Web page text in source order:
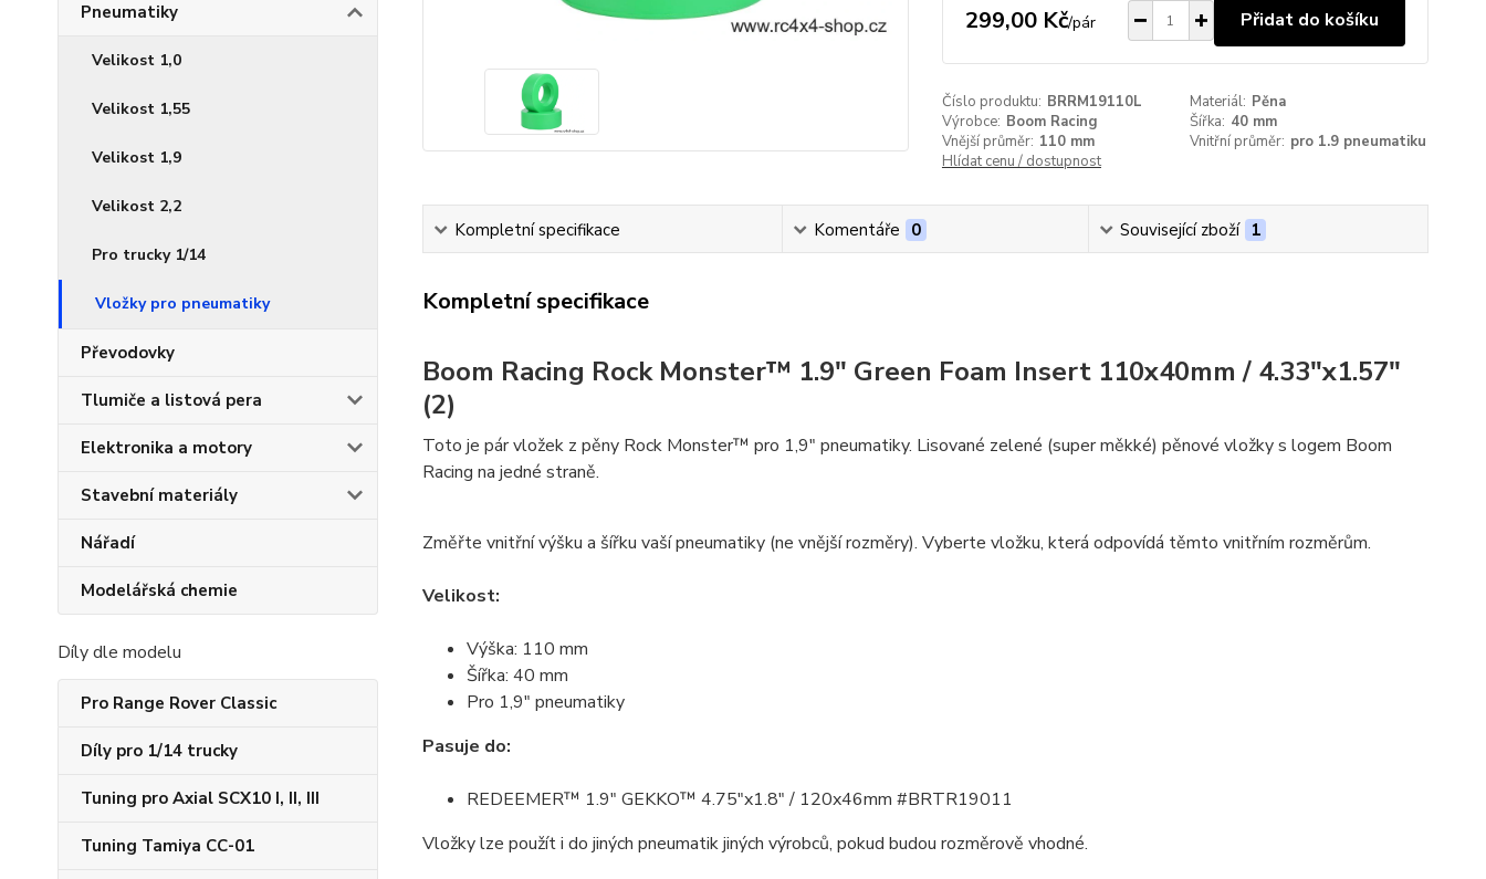
Pneumatiky
Velikost 1,0
Velikost 1,55
Velikost 1,9
Velikost 2,2
Pro trucky 1/14
Vložky pro pneumatiky
Převodovky
Tlumiče a listová pera
Elektronika a motory
Stavební materiály
Nářadí
Modelářská chemie
Díly dle modelu
Pro Range Rover Classic
Díly pro 1/14 trucky
Tuning pro Axial SCX10 I, II, III
Tuning Tamiya CC-01
299,00 Kč/pár Přidat do košíku
Číslo produktu: BRRM19110L Materiál: Pěna
Výrobce: Boom Racing Šířka: 40 mm
Vnější průměr: 110 mm Vnitřní průměr: pro 1.9 pneumatiku
Hlídat cenu / dostupnost
Kompletní specifikace Komentáře 0 Související zboží 1
Kompletní specifikace
Boom Racing Rock Monster™ 1.9" Green Foam Insert 110x40mm / 4.33"x1.57"
(2)
Toto je pár vložek z pěny Rock Monster™ pro 1,9" pneumatiky. Lisované zelené (super měkké) pěnové vložky s logem Boom
Racing na jedné straně.
Změřte vnitřní výšku a šířku vaší pneumatiky (ne vnější rozměry). Vyberte vložku, která odpovídá těmto vnitřním rozměrům.
Velikost:
Výška: 110 mm
Šířka: 40 mm
Pro 1,9" pneumatiky
Pasuje do:
REDEEMER™ 1.9" GEKKO™ 4.75"x1.8" / 120x46mm #BRTR19011
Vložky lze použít i do jiných pneumatik jiných výrobců, pokud budou rozměrově vhodné.